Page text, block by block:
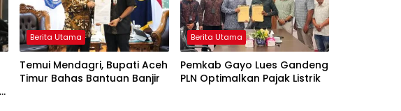
Berita Utama
Temui Mendagri, Bupati Aceh
Timur Bahas Bantuan Banjir
Berita Utama
Pemkab Gayo Lues Gandeng
PLN Optimalkan Pajak Listrik